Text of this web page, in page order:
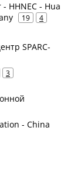
HHNEC - Hua
19 4
SPARC-
3
- China